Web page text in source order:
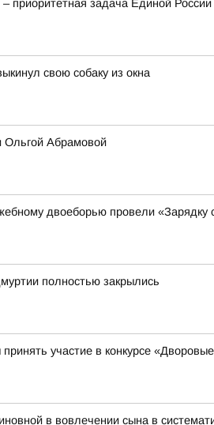
приоритетная задача Единой России
свою собаку из окна
Ольгой Абрамовой
двоеборью провели «Зарядку
полностью закрылись
участие в конкурсе
в вовлечении сына в